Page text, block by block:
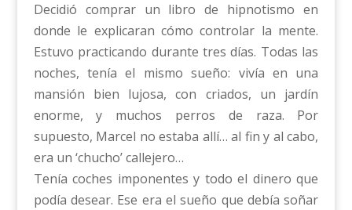
Decidió comprar un libro de hipnotismo en
donde le explicaran cómo controlar la mente.
Estuvo practicando durante tres días. Todas las
noches, tenía el mismo sueño: vivía en una
mansión bien lujosa, con criados, un jardín
enorme, y muchos perros de raza. Por
supuesto, Marcel no estaba allí… al fin y al cabo,
era un ‘chucho’ callejero…
Tenía coches imponentes y todo el dinero que
podía desear. Ese era el sueño que debía soñar